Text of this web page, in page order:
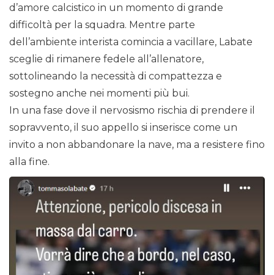
d’amore calcistico in un momento di grande
difficoltà per la squadra. Mentre parte
dell’ambiente interista comincia a vacillare, Labate
sceglie di rimanere fedele all’allenatore,
sottolineando la necessità di compattezza e
sostegno anche nei momenti più bui.
In una fase dove il nervosismo rischia di prendere il
sopravvento, il suo appello si inserisce come un
invito a non abbandonare la nave, ma a resistere fino
alla fine.